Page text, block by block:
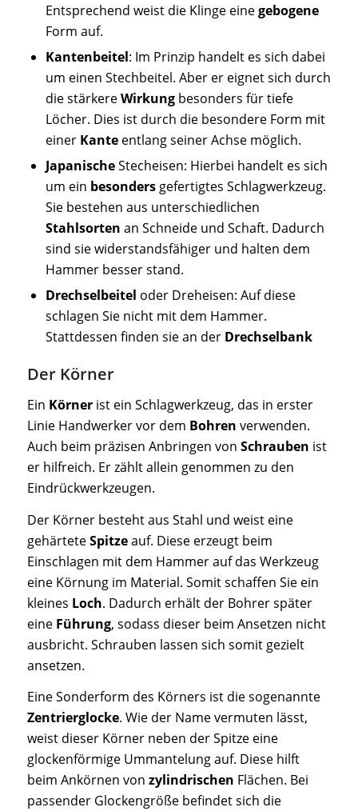
Entsprechend weist die Klinge einegebogene
Form auf.
Kantenbeitel: Im Prinzip handelt es sich dabei
um einen Stechbeitel. Aber er eignet sich durch
die stärkereWirkungbesonders für tiefe
Löcher. Dies ist durch die besondere Form mit
einer Kanteentlang seiner Achse möglich.
JapanischeStecheisen: Hierbei handelt es sich
um ein besondersgefertigtes Schlagwerkzeug.
Sie bestehen aus unterschiedlichen
Stahlsorten an Schneide und Schaft. Dadurch
sind sie widerstandsfähiger und halten dem
Hammer besser stand.
Drechselbeitel oder Dreheisen: Auf diese
schlagen Sie nicht mit dem Hammer.
Stattdessen finden sie an der Drechselbank
Der Körner
Ein Körnerist ein Schlagwerkzeug, das in erster
Linie Handwerker vor dem Bohren verwenden.
Auch beim präzisen Anbringen von Schrauben ist
er hilfreich. Er zählt allein genommen zu den
Eindrückwerkzeugen.
Der Körner besteht aus Stahl und weist eine
gehärteteSpitzeauf. Diese erzeugt beim
Einschlagen mit dem Hammer auf das Werkzeug
eine Körnung im Material. Somit schaffen Sie ein
kleines Loch. Dadurch erhält der Bohrer später
eine Führung, sodass dieser beim Ansetzen nicht
ausbricht. Schrauben lassen sich somit gezielt
ansetzen.
Eine Sonderform des Körners ist die sogenannte
Zentrierglocke. Wie der Name vermuten lässt,
weist dieser Körner neben der Spitze eine
glockenförmige Ummantelung auf. Diese hilft
beim Ankörnen von zylindrischen Flächen. Bei
passender Glockengröße befindet sich die